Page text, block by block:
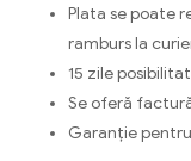
Plata se poate
ramburs la
15 zile
Se oferă
Garanție